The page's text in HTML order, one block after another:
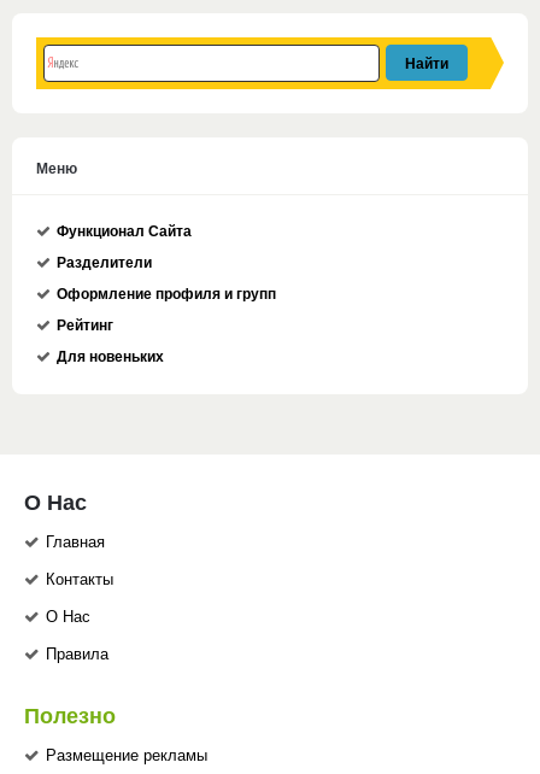
Меню
Функционал Сайта
Разделители
Оформление профиля и групп
Рейтинг
Для новеньких
О Нас
Главная
Контакты
О Нас
Правила
Полезно
Размещение рекламы